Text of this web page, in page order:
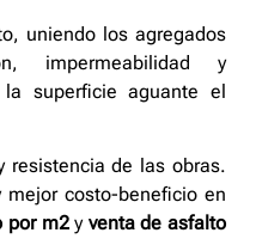
uniendo los agregados
impermeabilidad y
superficie aguante el
resistencia de las obras.
costo-beneficio en
por m2y venta de asfalto